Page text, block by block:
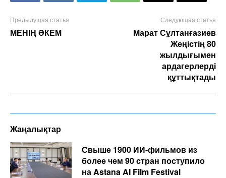
Предыдущая статья
МЕНІҢ ӘКЕМ
Следующая статья
Марат Сұлтанғазиев
Жеңістің 80
жылдығымен
ардагерлерді
құттықтады
Жаңалықтар
Свыше 1900 ИИ-фильмов из
более чем 90 стран поступило
на Astana AI Film Festival